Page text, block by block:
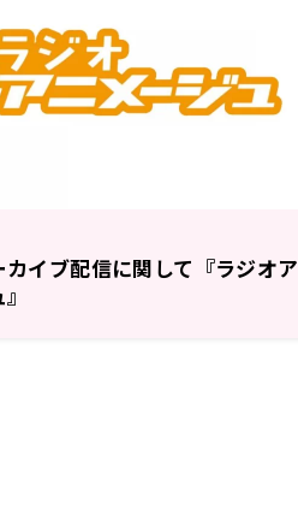
イブ配信に関して『ラジオア